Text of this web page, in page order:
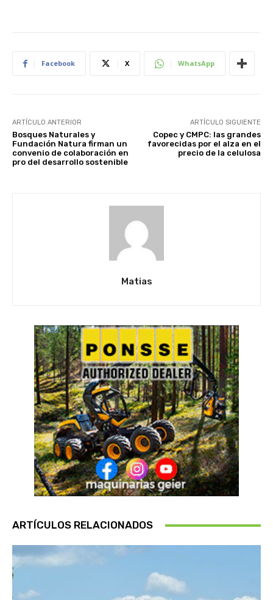
Facebook X WhatsApp
ARTÍCULO ANTERIOR
Bosques Naturales y
Fundación Natura firman un
convenio de colaboración en
pro del desarrollo sostenible
ARTÍCULO SIGUIENTE
Copec y CMPC: las grandes
favorecidas por el alza en el
precio de la celulosa
Matias
ARTÍCULOS RELACIONADOS